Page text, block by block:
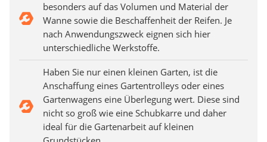
besonders auf das Volumen und Material der
Wanne sowie die Beschaffenheit der Reifen. Je
nach Anwendungszweck eignen sich hier
unterschiedliche Werkstoffe.
Haben Sie nur einen kleinen Garten, ist die
Anschaffung eines Gartentrolleys oder eines
Gartenwagens eine Überlegung wert. Diese sind
nicht so groß wie eine Schubkarre und daher
ideal für die Gartenarbeit auf kleinen